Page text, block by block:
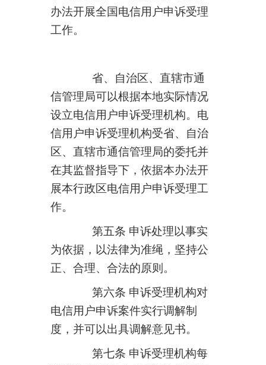
办法开展全国电信用户申诉受理
工作。
省、自治区、直辖市通
信管理局可以根据本地实际情况
设立电信用户申诉受理机构。电
信用户申诉受理机构受省、自治
区、直辖市通信管理局的委托并
在其监督指导下，依据本办法开
展本行政区电信用户申诉受理工
作。
第五条 申诉处理以事实
为依据，以法律为准绳，坚持公
正、合理、合法的原则。
第六条 申诉受理机构对
电信用户申诉案件实行调解制
度，并可以出具调解意见书。
第七条 申诉受理机构每